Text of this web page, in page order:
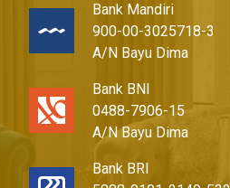
Bank Mandiri
900-00-3025718-3
A/N Bayu Dima
Bank BNI
0488-7906-15
A/N Bayu Dima
Bank BRI